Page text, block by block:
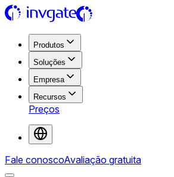
Produtos
Soluções
Empresa
Recursos
Preços
Fale conoscoAvaliação gratuita